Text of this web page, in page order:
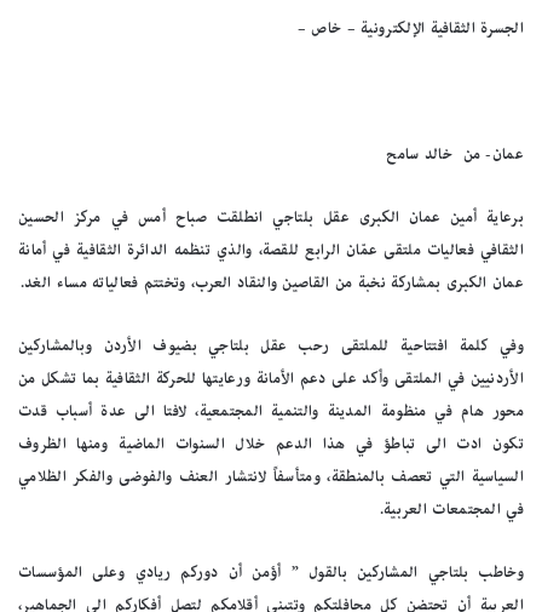
الجسرة الثقافية الإلكترونية – خاص –
عمان- من خالد سامح
برعاية أمين عمان الكبرى عقل بلتاجي انطلقت صباح أمس في مركز الحسين
الثقافي فعاليات ملتقى عمّان الرابع للقصة، والذي تنظمه الدائرة الثقافية في أمانة
عمان الكبرى بمشاركة نخبة من القاصين والنقاد العرب، وتختتم فعالياته مساء الغد.
وفي كلمة افتتاحية للملتقى رحب عقل بلتاجي بضيوف الأردن وبالمشاركين
الأردنيين في الملتقى وأكد على دعم الأمانة ورعايتها للحركة الثقافية بما تشكل من
محور هام في منظومة المدينة والتنمية المجتمعية، لافتا الى عدة أسباب قدت
تكون ادت الى تباطؤ في هذا الدعم خلال السنوات الماضية ومنها الظروف
السياسية التي تعصف بالمنطقة، ومتأسفاً لانتشار العنف والفوضى والفكر الظلامي
في المجتمعات العربية.
وخاطب بلتاجي المشاركين بالقول ” أؤمن أن دوركم ريادي وعلى المؤسسات
العربية أن تحتضن كل محافلتكم وتتبنى أقلامكم لتصل أفكاركم الى الجماهير،